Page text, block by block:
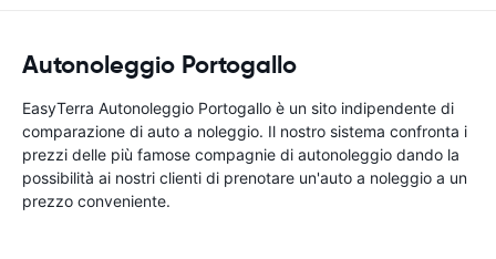
Autonoleggio Portogallo
EasyTerra Autonoleggio Portogallo è un sito indipendente di
comparazione di auto a noleggio. Il nostro sistema confronta i
prezzi delle più famose compagnie di autonoleggio dando la
possibilità ai nostri clienti di prenotare un'auto a noleggio a un
prezzo conveniente.